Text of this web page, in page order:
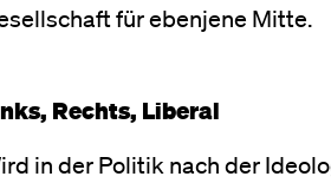
für ebenjene Mitte.
Rechts, Liberal
in der Politik nach der